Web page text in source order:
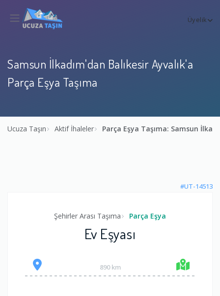
Üyelik
Samsun İlkadım'dan Balıkesir Ayvalık'a
Parça Eşya Taşıma
Ucuza Taşın Aktif İhaleler Parça Eşya Taşıma: Samsun
#UT-14513
Şehirler Arası Taşıma Parça Eşya
Ev Eşyası
890 km